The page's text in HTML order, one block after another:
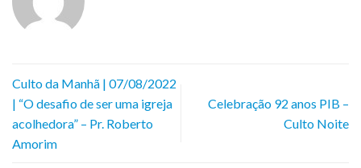
Culto da Manhã | 07/08/2022
| “O desafio de ser uma igreja
acolhedora” – Pr. Roberto
Amorim
Celebração 92 anos PIB –
Culto Noite